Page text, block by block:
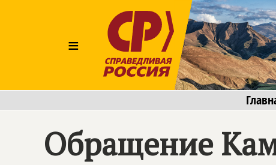
≡
Обращение